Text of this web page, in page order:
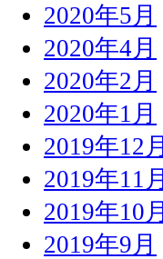
2020年5月
2020年4月
2020年2月
2020年1月
2019年12月
2019年11月
2019年10月
2019年9月